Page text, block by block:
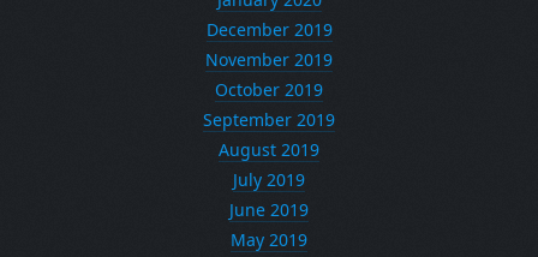
December 2019
November 2019
October 2019
September 2019
August 2019
July 2019
June 2019
May 2019